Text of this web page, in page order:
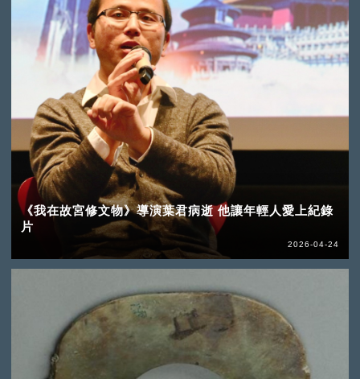
《我在故宮修文物》導演葉君病逝 他讓年輕人愛上紀錄
片
2026-04-24